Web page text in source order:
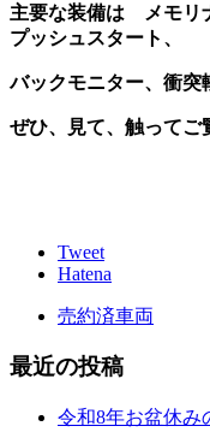
主要な装備は メモリ
プッシュスタート、
バックモニター、衝突
ぜひ、見て、触ってご
Tweet
Hatena
売約済車両
最近の投稿
令和8年お盆休み